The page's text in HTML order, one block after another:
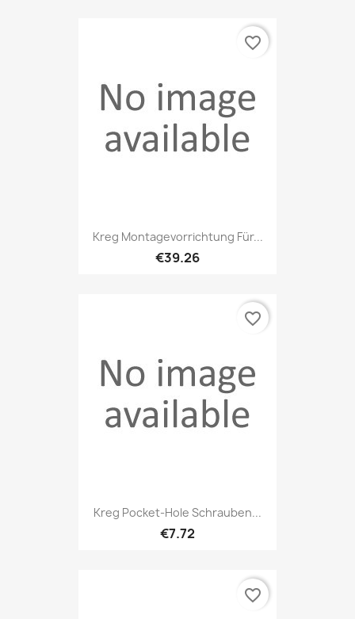
Kreg Montagevorrichtung Für...
€39.26
favorite_border
Kreg Pocket-Hole Schrauben...
€7.72
favorite_border
favorite_border